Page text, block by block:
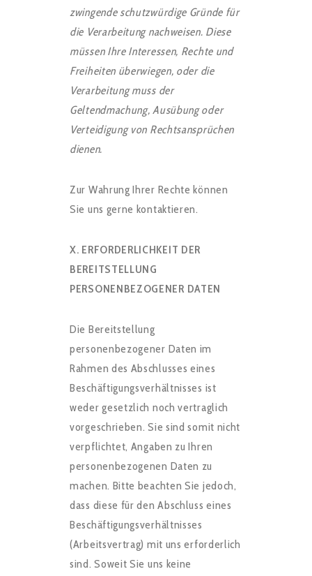
zwingende schutzwürdige Gründe für
die Verarbeitung nachweisen. Diese
müssen Ihre Interessen, Rechte und
Freiheiten überwiegen, oder die
Verarbeitung muss der
Geltendmachung, Ausübung oder
Verteidigung von Rechtsansprüchen
dienen.
Zur Wahrung Ihrer Rechte können
Sie uns gerne kontaktieren.
X. ERFORDERLICHKEIT DER
BEREITSTELLUNG
PERSONENBEZOGENER DATEN
Die Bereitstellung
personenbezogener Daten im
Rahmen des Abschlusses eines
Beschäftigungsverhältnisses ist
weder gesetzlich noch vertraglich
vorgeschrieben. Sie sind somit nicht
verpflichtet, Angaben zu Ihren
personenbezogenen Daten zu
machen. Bitte beachten Sie jedoch,
dass diese für den Abschluss eines
Beschäftigungsverhältnisses
(Arbeitsvertrag) mit uns erforderlich
sind. Soweit Sie uns keine